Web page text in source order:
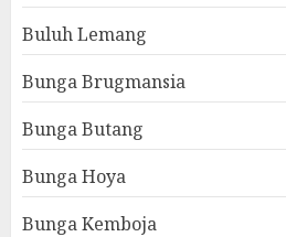
Buluh Lemang
Bunga Brugmansia
Bunga Butang
Bunga Hoya
Bunga Kemboja